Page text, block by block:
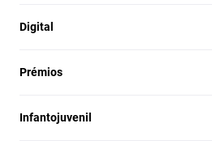
Digital
Prémios
Infantojuvenil